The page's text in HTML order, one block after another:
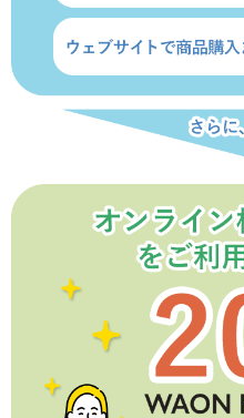
フラット35
リ・バース60
カードローン
目的別ローン
目的別ローンマイページ
個人年金保険
医療保険
認知症保険
国内旅行傷害保険
傷害保険
介護保険